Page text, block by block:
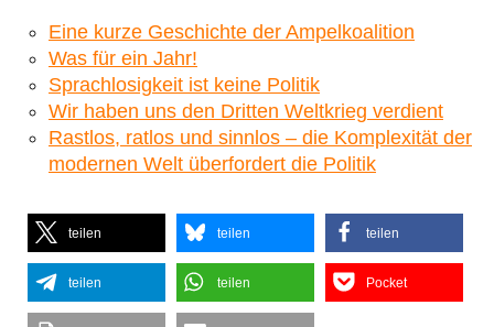
Eine kurze Geschichte der Ampelkoalition
Was für ein Jahr!
Sprachlosigkeit ist keine Politik
Wir haben uns den Dritten Weltkrieg verdient
Rastlos, ratlos und sinnlos – die Komplexität der
modernen Welt überfordert die Politik
teilen teilen teilen
teilen teilen Pocket